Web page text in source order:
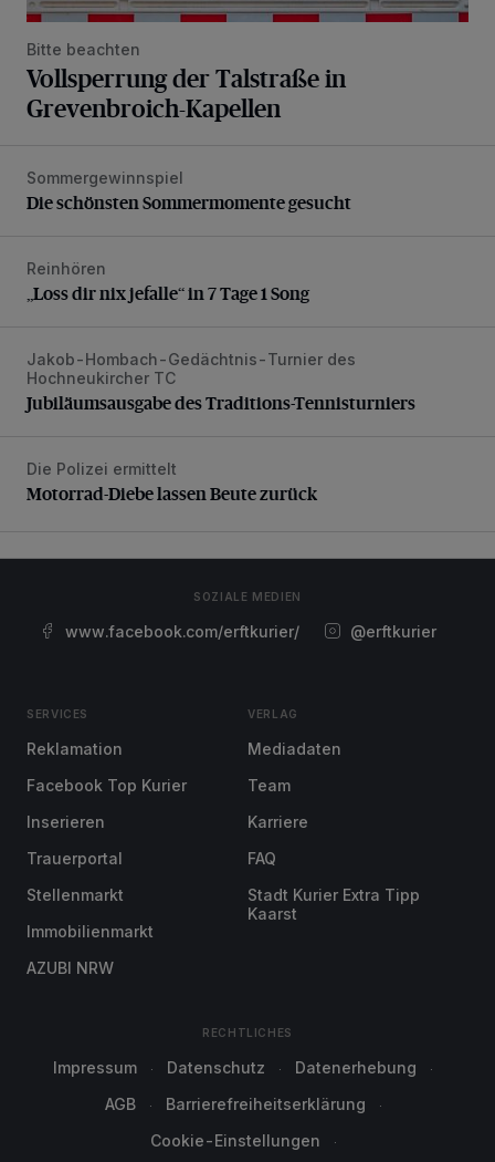
Bitte beachten
Vollsperrung der Talstraße in
Grevenbroich-Kapellen
Die schönsten Sommermomente gesucht
Sommergewinnspiel
Die schönsten Sommermomente gesucht
„Loss dir nix jefalle“ in 7 Tage 1 Song
Reinhören
„Loss dir nix jefalle“ in 7 Tage 1 Song
Jubiläumsausgabe des Traditions-Tennisturniers
Jakob-Hombach-Gedächtnis-Turnier des
Hochneukircher TC
Jubiläumsausgabe des Traditions-Tennisturniers
Motorrad-Diebe lassen Beute zurück
Die Polizei ermittelt
Motorrad-Diebe lassen Beute zurück
SOZIALE MEDIEN
www.facebook.com/erftkurier/ @erftkurier
SERVICES
Reklamation
Facebook Top Kurier
Inserieren
Trauerportal
Stellenmarkt
Immobilienmarkt
AZUBI NRW
VERLAG
Mediadaten
Team
Karriere
FAQ
Stadt Kurier Extra Tipp
Kaarst
RECHTLICHES
Impressum Datenschutz
Datenerhebung
AGB
Barrierefreiheitserklärung
Cookie-Einstellungen